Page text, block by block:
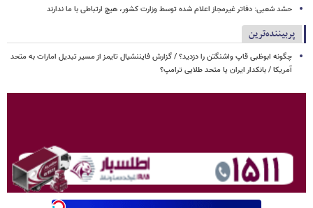
حشد شعبی: دفاتر غیرمجاز اعلام شده توسط وزارت کشور، هیچ ارتباطی با ما ندارند
پربیننده‌ترین
چگونه ابوظبی قاپ واشنگتن را دزدید؟ / گزارش فایننشیال تایمز از مسیر تبدیل امارات به متحد
آمریکا / بانکدار ایران یا متحد طلایی ترامپ؟